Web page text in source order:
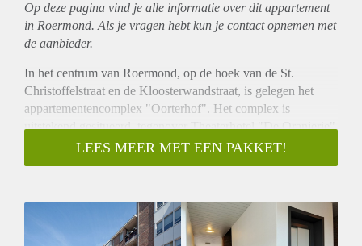
Op deze pagina vind je alle informatie over ditappartement
in Roermond. Als je vragen hebt kun je contact opnemen met
de aanbieder.
In het centrum van Roermond, op de hoek van de St.
Christoffelstraat en de Kloosterwandstraat, is gelegen het
appartementencomplex "Oorterhof". Het complex is
uitstekend gesitueerd, tegenover Theaterhotel "De Oranjerie"
nabij alle winkels welke het gezellige stadscentrum van
Roermond rijk is. Op nog geen 2 minuten lopen bereikt u al
woonlocatie midden in het centrum van Roermond voor
zowel jong als oud!
LEES MEER MET EEN PAKKET!